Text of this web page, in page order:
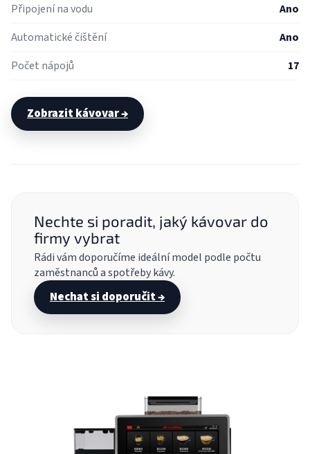
Připojení na vodu
Ano
Automatické čištění
Ano
Počet nápojů
17
Zobrazit kávovar →
Nechte si poradit, jaký kávovar do
firmy vybrat
Rádi vám doporučíme ideální model podle počtu
zaměstnanců a spotřeby kávy.
Nechat si doporučit →